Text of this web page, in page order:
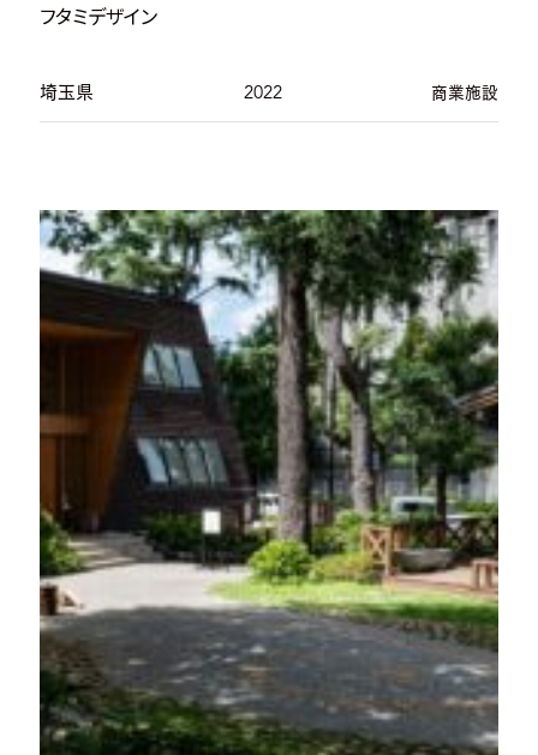
フタミデザイン
埼玉県 2022 商業施設